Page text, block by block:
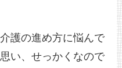
護の進め方に悩んで
い、せっかくなので